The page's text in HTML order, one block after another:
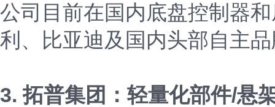
公司目前在国内底盘控制器
利、比亚迪及国内头部自主
3. 拓普集团：轻量化部件/悬